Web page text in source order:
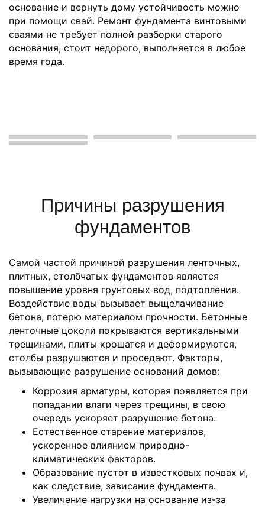
основание и вернуть дому устойчивость можно
при помощи свай. Ремонт фундамента винтовыми
сваями не требует полной разборки старого
основания, стоит недорого, выполняется в любое
время года.
Причины разрушения
фундаментов
Самой частой причиной разрушения ленточных,
плитных, столбчатых фундаментов является
повышение уровня грунтовых вод, подтопления.
Воздействие воды вызывает выщелачивание
бетона, потерю материалом прочности. Бетонные
ленточные цоколи покрываются вертикальными
трещинами, плиты крошатся и деформируются,
столбы разрушаются и проседают. Факторы,
вызывающие разрушение оснований домов:
Коррозия арматуры, которая появляется при
попадании влаги через трещины, в свою
очередь ускоряет разрушение бетона.
Естественное старение материалов,
ускоренное влиянием природно-
климатических факторов.
Образование пустот в известковых почвах и,
как следствие, зависание фундамента.
Увеличение нагрузки на основание из-за